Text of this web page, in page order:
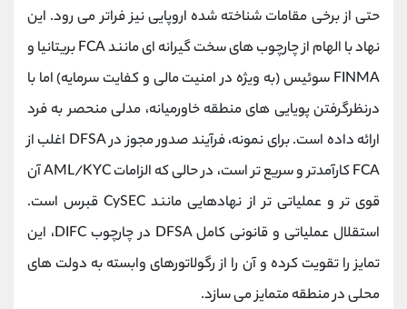
حتی از برخی مقامات شناخته ‌شده اروپایی نیز فراتر می ‌رود. این
نهاد با الهام از چارچوب ‌های سخت ‌گیرانه ‌ای مانند FCA بریتانیا و
FINMA سوئیس (به ‌ویژه در امنیت مالی و کفایت سرمایه) اما با
درنظرگرفتن پویایی ‌های منطقه خاورمیانه، مدلی منحصر به ‌فرد
ارائه داده است. برای نمونه، فرآیند صدور مجوز در DFSA اغلب از
FCA کارآمدتر و سریع ‌تر است، در حالی که الزامات AML/KYC آن
قوی ‌تر و عملیاتی ‌تر از نهادهایی مانند CySEC قبرس است.
استقلال عملیاتی و قانونی کامل DFSA در چارچوب DIFC، این
تمایز را تقویت کرده و آن را از رگولاتورهای وابسته به دولت‌ های
محلی در منطقه متمایز می‌ سازد.